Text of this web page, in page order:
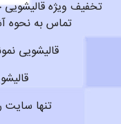
تخفیف ویژه قالیشویی
تماس به نحوه
قالیشویی
تنها سایت